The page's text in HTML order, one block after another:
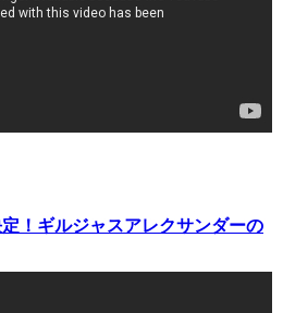
！ギルジャスアレクサンダーの